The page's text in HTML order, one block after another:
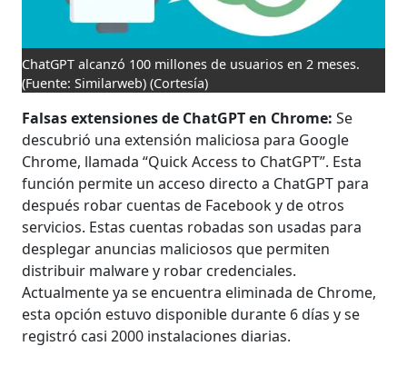
ChatGPT alcanzó 100 millones de usuarios en 2 meses.
(Fuente: Similarweb) (Cortesía)
Falsas extensiones de ChatGPT en Chrome: Se
descubrió una extensión maliciosa para Google
Chrome, llamada “Quick Access to ChatGPT”. Esta
función permite un acceso directo a ChatGPT para
después robar cuentas de Facebook y de otros
servicios. Estas cuentas robadas son usadas para
desplegar anuncias maliciosos que permiten
distribuir malware y robar credenciales.
Actualmente ya se encuentra eliminada de Chrome,
esta opción estuvo disponible durante 6 días y se
registró casi 2000 instalaciones diarias.